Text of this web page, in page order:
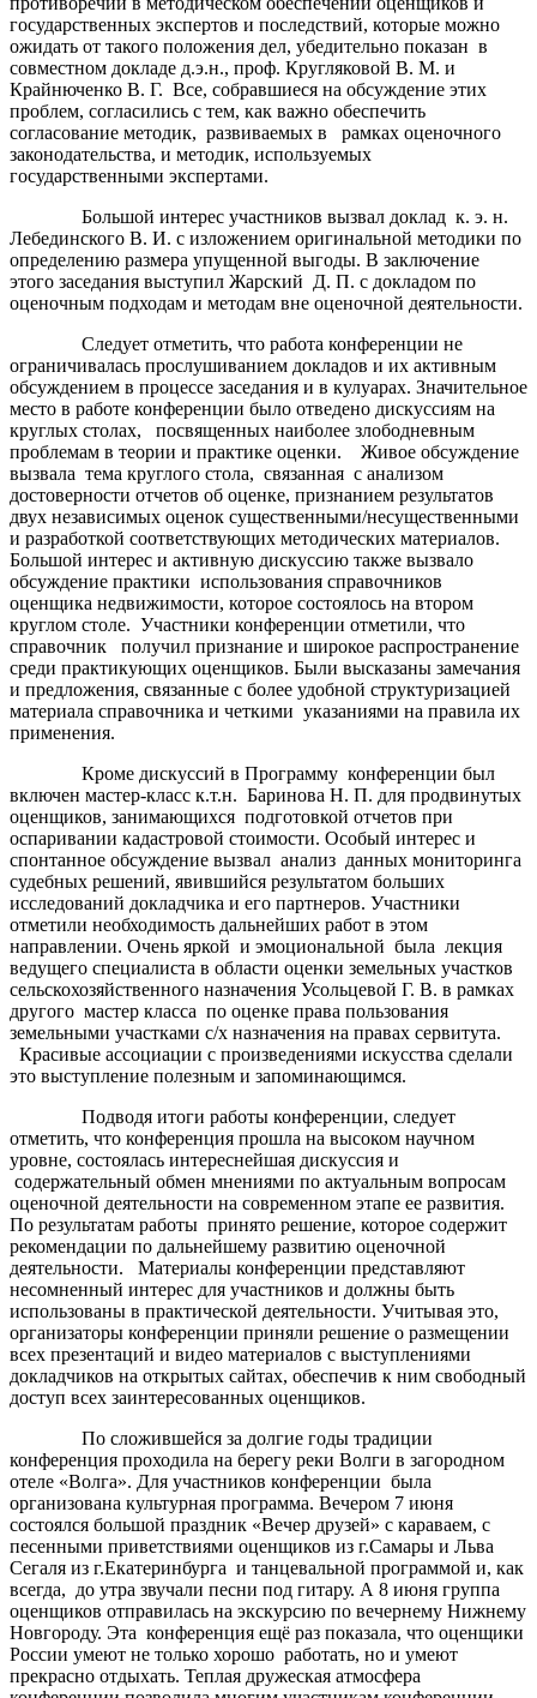
государственных экспертов и последствий, которые можно
ожидать от такого положения дел, убедительно показан в
совместном докладе д.э.н., проф. Кругляковой В. М. и
Крайнюченко В. Г. Все, собравшиеся на обсуждение этих
проблем, согласились с тем, как важно обеспечить
согласование методик, развиваемых в рамках оценочного
законодательства, и методик, используемых
государственными экспертами.
Большой интерес участников вызвал доклад к. э. н.
Лебединского В. И. с изложением оригинальной методики по
определению размера упущенной выгоды. В заключение
этого заседания выступил Жарский Д. П. с докладом по
оценочным подходам и методам вне оценочной деятельности.
Следует отметить, что работа конференции не
ограничивалась прослушиванием докладов и их активным
обсуждением в процессе заседания и в кулуарах. Значительное
место в работе конференции было отведено дискуссиям на
круглых столах, посвященных наиболее злободневным
проблемам в теории и практике оценки. Живое обсуждение
вызвала тема круглого стола, связанная с анализом
достоверности отчетов об оценке, признанием результатов
двух независимых оценок существенными/несущественными
и разработкой соответствующих методических материалов.
Большой интерес и активную дискуссию также вызвало
обсуждение практики использования справочников
оценщика недвижимости, которое состоялось на втором
круглом столе. Участники конференции отметили, что
справочник получил признание и широкое распространение
среди практикующих оценщиков. Были высказаны замечания
и предложения, связанные с более удобной структуризацией
материала справочника и четкими указаниями на правила их
применения.
Кроме дискуссий в Программу конференции был
включен мастер-класс к.т.н. Баринова Н. П. для продвинутых
оценщиков, занимающихся подготовкой отчетов при
оспаривании кадастровой стоимости. Особый интерес и
спонтанное обсуждение вызвал анализ данных мониторинга
судебных решений, явившийся результатом больших
исследований докладчика и его партнеров. Участники
отметили необходимость дальнейших работ в этом
направлении. Очень яркой и эмоциональной была лекция
ведущего специалиста в области оценки земельных участков
сельскохозяйственного назначения Усольцевой Г. В. в рамках
другого мастер класса по оценке права пользования
земельными участками с/х назначения на правах сервитута.
Красивые ассоциации с произведениями искусства сделали
это выступление полезным и запоминающимся.
Подводя итоги работы конференции, следует
отметить, что конференция прошла на высоком научном
уровне, состоялась интереснейшая дискуссия и
содержательный обмен мнениями по актуальным вопросам
оценочной деятельности на современном этапе ее развития.
По результатам работы принято решение, которое содержит
рекомендации по дальнейшему развитию оценочной
деятельности. Материалы конференции представляют
несомненный интерес для участников и должны быть
использованы в практической деятельности. Учитывая это,
организаторы конференции приняли решение о размещении
всех презентаций и видео материалов с выступлениями
докладчиков на открытых сайтах, обеспечив к ним свободный
доступ всех заинтересованных оценщиков.
По сложившейся за долгие годы традиции
конференция проходила на берегу реки Волги в загородном
отеле «Волга». Для участников конференции была
организована культурная программа. Вечером 7 июня
состоялся большой праздник «Вечер друзей» с караваем, с
песенными приветствиями оценщиков из г.Самары и Льва
Сегаля из г.Екатеринбурга и танцевальной программой и, как
всегда, до утра звучали песни под гитару. А 8 июня группа
оценщиков отправилась на экскурсию по вечернему Нижнему
Новгороду. Эта конференция ещё раз показала, что оценщики
России умеют не только хорошо работать, но и умеют
прекрасно отдыхать. Теплая дружеская атмосфера